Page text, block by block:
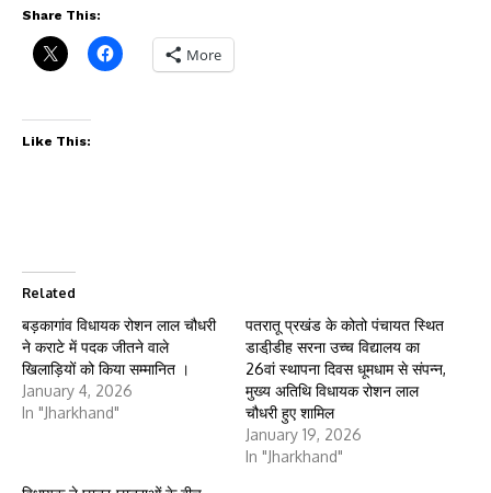
Share This:
More
Like This:
Related
बड़कागांव विधायक रोशन लाल चौधरी
ने कराटे में पदक जीतने वाले
खिलाड़ियों को किया सम्मानित ।
January 4, 2026
In "Jharkhand"
पतरातू प्रखंड के कोतो पंचायत स्थित
डाडी़डीह सरना उच्च विद्यालय का
26वां स्थापना दिवस धूमधाम से संपन्न,
मुख्य अतिथि विधायक रोशन लाल
चौधरी हुए शामिल
January 19, 2026
In "Jharkhand"